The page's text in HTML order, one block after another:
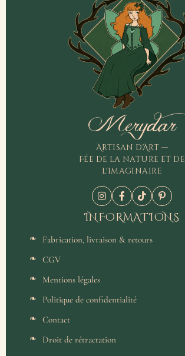
Merydar
Artisan d'Art —
Fée de la nature et de
l'imaginaire
INFORMATIONS
Fabrication, livraison & retours
CGV
Mentions légales
Politique de confidentialité
Contact
Droit de rétractation